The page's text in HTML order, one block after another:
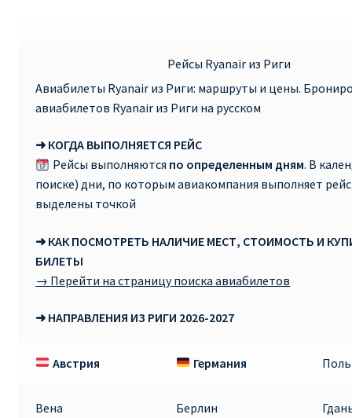
RYANAIR ПОРТУГАЛИЯ
RYANAIR ПОСАДОЧНЫЙ ТАЛОН – BOARDING PASS
Ryanair Россия
RYANAIR УКРАИНА | АВИАБИЛЕТЫ ОТ €15
Херсона от € 15
RYANAIR.COM НА РУССКОМ – кнфтфшкюсщь
Авиабилеты Ryanair на Тенерифе от €15
Рейсы Ryanair из Риги
Авиабилеты Ryanair из Риги: маршруты и цены.
авиабилетов Ryanair из Риги на русском
➜ КОГДА ВЫПОЛНЯЕТСЯ РЕЙС
Рейсы выполняются по определенным дням. В
поиске) дни, по которым авиакомпания выполняет
выделены точкой
➜ КАК ПОСМОТРЕТЬ НАЛИЧИЕ МЕСТ, СТОИМОСТЬ И
БИЛЕТЫ
→ Перейти на страницу поиска авиабилетов
➜ НАПРАВЛЕНИЯ ИЗ РИГИ 2026-2027
Австрия Германия
Вена
Берлин